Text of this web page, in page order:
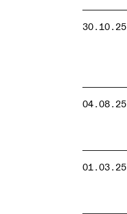
30.10.25
04.08.25
01.03.25